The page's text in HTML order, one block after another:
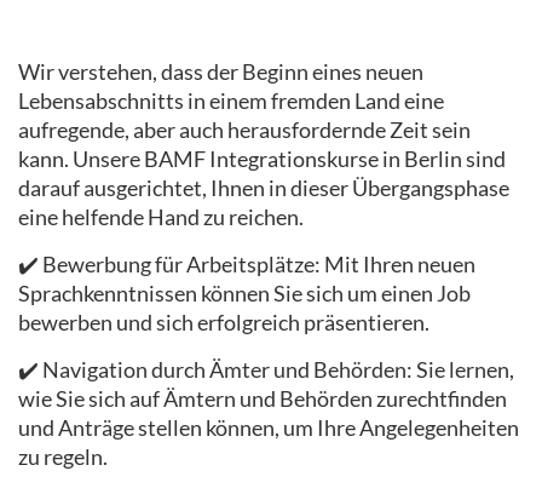
Wir verstehen, dass der Beginn eines neuen
Lebensabschnitts in einem fremden Land eine
aufregende, aber auch herausfordernde Zeit sein
kann. Unsere BAMF Integrationskurse in Berlin sind
darauf ausgerichtet, Ihnen in dieser Übergangsphase
eine helfende Hand zu reichen.
✔️ Bewerbung für Arbeitsplätze: Mit Ihren neuen
Sprachkenntnissen können Sie sich um einen Job
bewerben und sich erfolgreich präsentieren.
✔️ Navigation durch Ämter und Behörden: Sie lernen,
wie Sie sich auf Ämtern und Behörden zurechtfinden
und Anträge stellen können, um Ihre Angelegenheiten
zu regeln.